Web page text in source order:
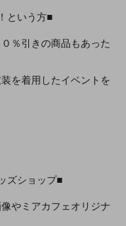
という方■
％引きの商品もあった
を着用したイベントを
ズショップ■
やミアカフェオリジナ